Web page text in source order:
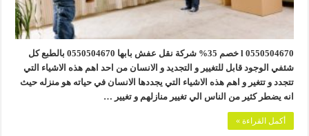
0550504670 l خصم 35% شركة نقل عفش بابها 0550504670 بالطبع كل
شئفي الوجود قابل للتغيير و التجديد و الانسان من احد اهم هذه الاشياء التي
تتجدد و تتغير و اهم هذه الاشياء التي يجددها الانسان في حياته هو منزله حيث
انه يضطر كثير من الناس الي تغيير منازلهم و تغيير …
أكمل القراءة »